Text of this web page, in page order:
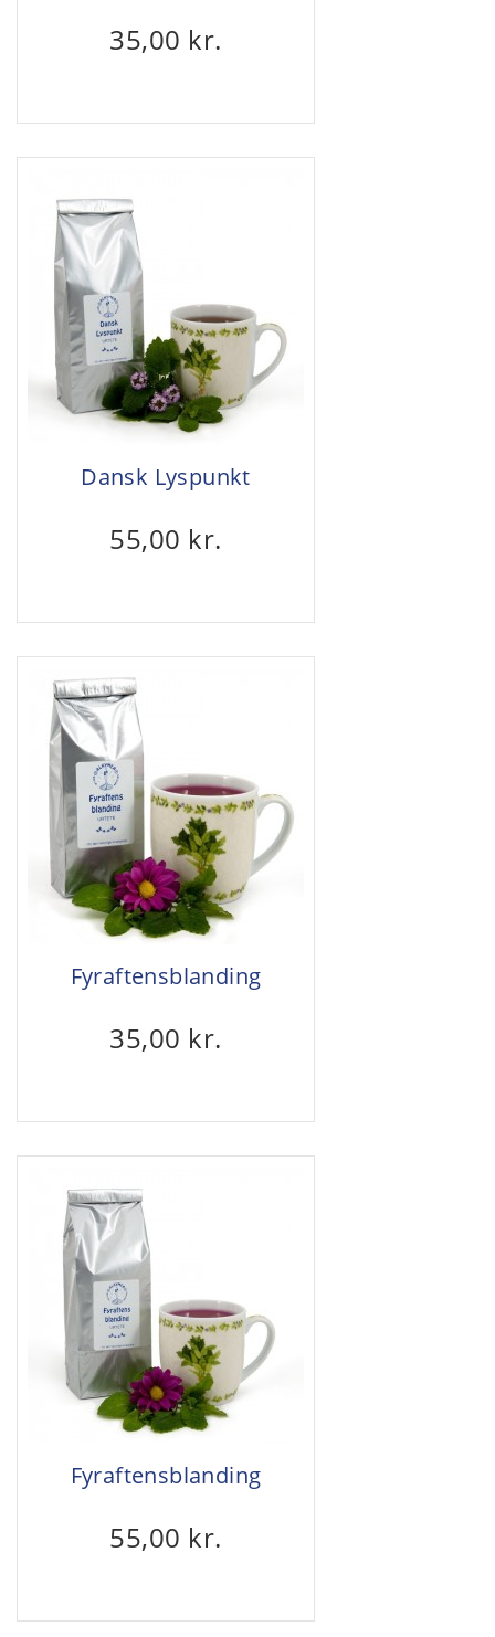
35,00 kr.
Dansk Lyspunkt
55,00 kr.
Fyraftensblanding
35,00 kr.
Fyraftensblanding
55,00 kr.